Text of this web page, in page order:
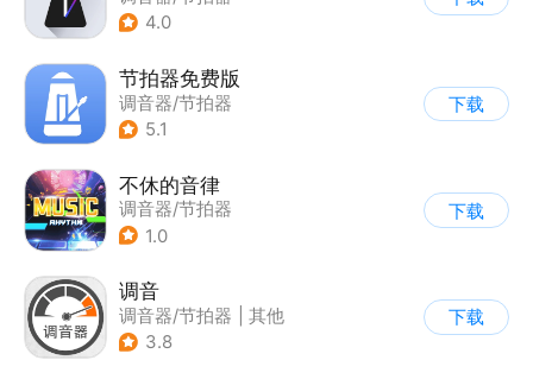
4.0
节拍器免费版
调音器/节拍器
5.1
下载
不休的音律
调音器/节拍器
1.0
下载
调音
调音器/节拍器
其他
3.8
下载